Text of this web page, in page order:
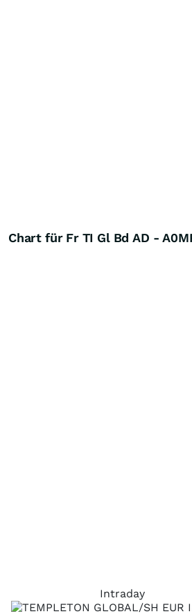
Chart für Fr TI Gl Bd AD -
Intraday